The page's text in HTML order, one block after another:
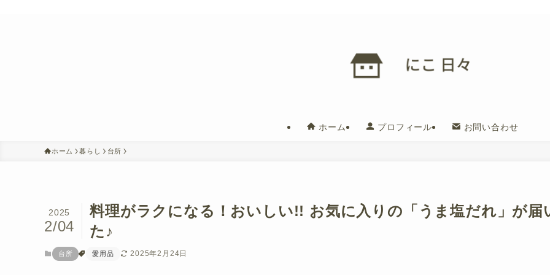
ホーム プロフィール お問い合わせ
ホーム 暮らし 台所
料理がラクになる！おいしい!! お気に入りの「うま塩だれ」が届
た♪
2025
2/04
台所 愛用品 2025年2月24日